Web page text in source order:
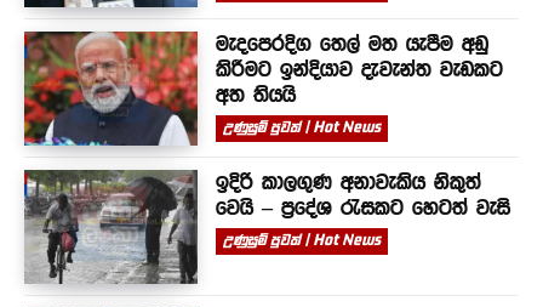
මැදපෙරදිග තෙල් මත යැපීම අඩු
කිරීමට ඉන්දියාව දැවැන්ත වැඩකට
අත තියයි
උණුසුම් පුවත් | Hot News
ඉදිරි කාලගුණ අනාවැකිය නිකුත්
වෙයි – ප්‍රදේශ රැසකට හෙටත් වැසි
උණුසුම් පුවත් | Hot News